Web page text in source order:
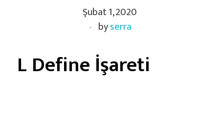
M
İ
Şubat 1, 2020
byserra
L Define İşareti